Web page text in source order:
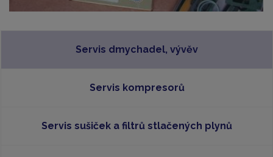
Servis dmychadel, vývěv
Servis kompresorů
Servis sušiček a filtrů stlačených plynů